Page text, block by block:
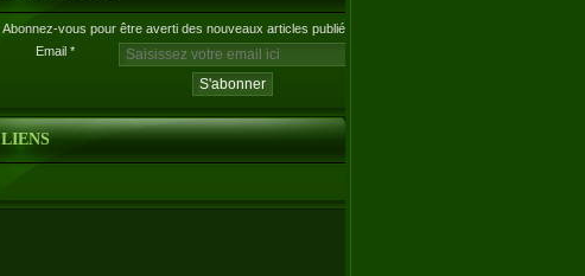
Abonnez-vous pour être averti des nouveaux articles publiés.
Email
LIENS